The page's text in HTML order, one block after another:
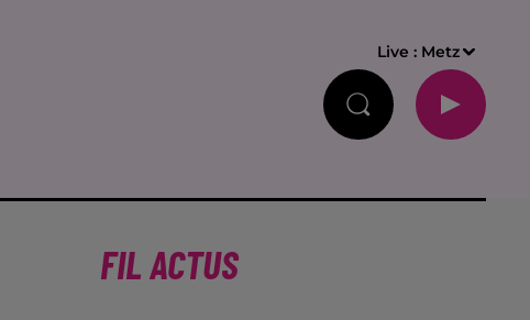
Live : Metz
FIL ACTUS